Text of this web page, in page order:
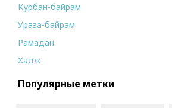
Курбан-байрам
Ураза-байрам
Рамадан
Хадж
Популярные метки